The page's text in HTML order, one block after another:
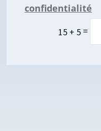
confidentialité
15 + 5=